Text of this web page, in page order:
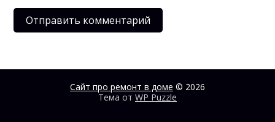
Сайт про ремонт в доме © 2026
Тема от WP Puzzle